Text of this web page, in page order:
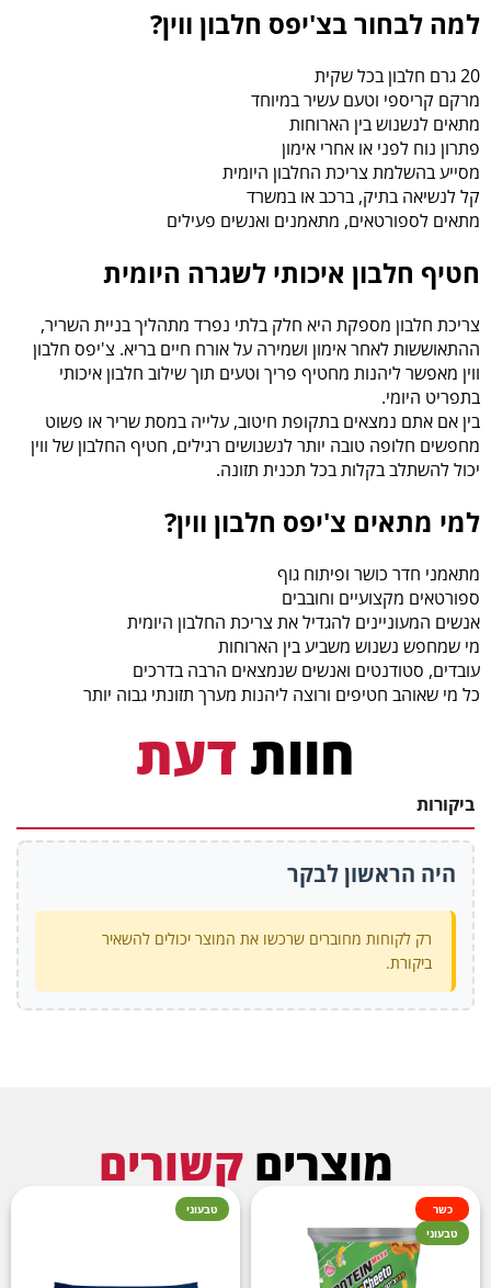
למה לבחור בצ'יפס חלבון ווין?
20 גרם חלבון בכל שקית
מרקם קריספי וטעם עשיר במיוחד
מתאים לנשנוש בין הארוחות
פתרון נוח לפני או אחרי אימון
מסייע בהשלמת צריכת החלבון היומית
קל לנשיאה בתיק, ברכב או במשרד
מתאים לספורטאים, מתאמנים ואנשים פעילים
חטיף חלבון איכותי לשגרה היומית
צריכת חלבון מספקת היא חלק בלתי נפרד מתהליך בניית השריר,
ההתאוששות לאחר אימון ושמירה על אורח חיים בריא. צ'יפס חלבון
ווין מאפשר ליהנות מחטיף פריך וטעים תוך שילוב חלבון איכותי
בתפריט היומי.
בין אם אתם נמצאים בתקופת חיטוב, עלייה במסת שריר או פשוט
מחפשים חלופה טובה יותר לנשנושים רגילים, חטיף החלבון של ווין
יכול להשתלב בקלות בכל תכנית תזונה.
למי מתאים צ'יפס חלבון ווין?
מתאמני חדר כושר ופיתוח גוף
ספורטאים מקצועיים וחובבים
אנשים המעוניינים להגדיל את צריכת החלבון היומית
מי שמחפש נשנוש משביע בין הארוחות
עובדים, סטודנטים ואנשים שנמצאים הרבה בדרכים
כל מי שאוהב חטיפים ורוצה ליהנות מערך תזונתי גבוה יותר
חוות דעת
ביקורות
היה הראשון לבקר
רק לקוחות מחוברים שרכשו את המוצר יכולים להשאיר
ביקורת.
מוצרים קשורים
כשר
טבעוני
טבעוני